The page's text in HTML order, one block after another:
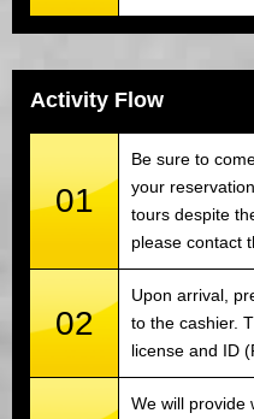
Activity Flow
01
Be sure to
your
tours despite
please contact
02
Upon arrival,
to the cashier.
license and ID
We will provide